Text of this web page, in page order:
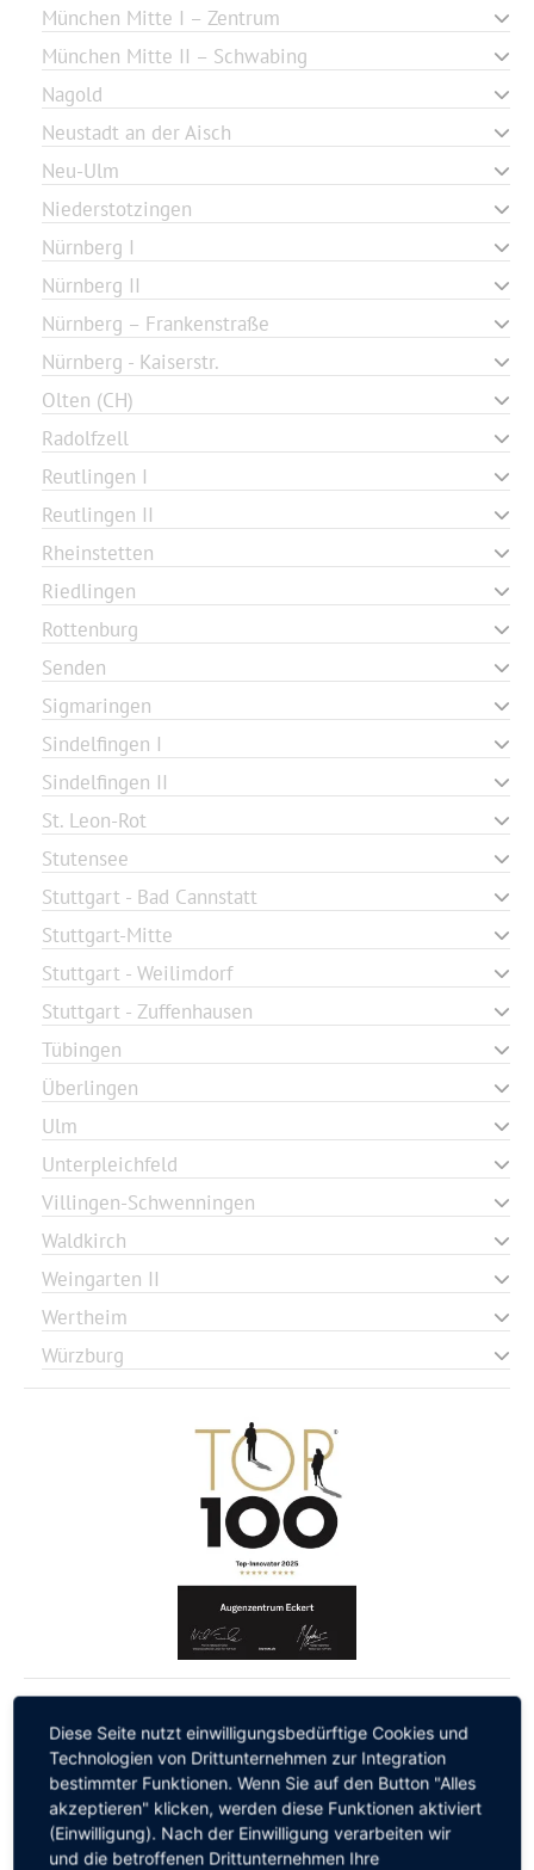
München Mitte I – Zentrum
München Mitte II – Schwabing
Nagold
Neustadt an der Aisch
Neu-Ulm
Niederstotzingen
Nürnberg I
Nürnberg II
Nürnberg – Frankenstraße
Nürnberg - Kaiserstr.
Olten (CH)
Radolfzell
Reutlingen I
Reutlingen II
Rheinstetten
Riedlingen
Rottenburg
Senden
Sigmaringen
Sindelfingen I
Sindelfingen II
St. Leon-Rot
Stutensee
Stuttgart - Bad Cannstatt
Stuttgart-Mitte
Stuttgart - Weilimdorf
Stuttgart - Zuffenhausen
Tübingen
Überlingen
Ulm
Unterpleichfeld
Villingen-Schwenningen
Waldkirch
Weingarten II
Wertheim
Würzburg
Search:
Diese Seite nutzt einwilligungsbedürftige Cookies und
Technologien von Drittunternehmen zur Integration
bestimmter Funktionen. Wenn Sie auf den Button "Alles
akzeptieren" klicken, werden diese Funktionen aktiviert
(Einwilligung). Nach der Einwilligung verarbeiten wir
und die betroffenen Drittunternehmen Ihre